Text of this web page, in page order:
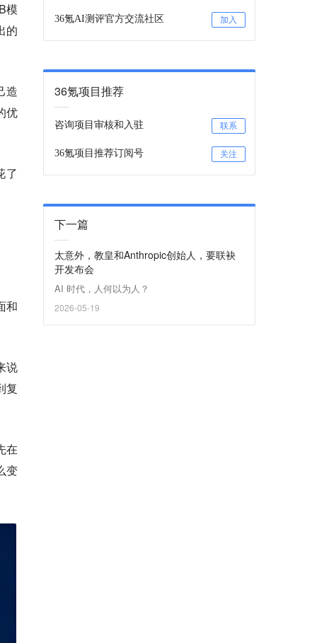
模
的
造
优
了
和
说
复
在
变
36氪AI测评官方交流社区 加入
36氪项目推荐
咨询项目审核和入驻 联系
36氪项目推荐订阅号 关注
下一篇
太意外，教皇和Anthropic创始人，要联袂
开发布会
AI 时代，人何以为人？
2026-05-19